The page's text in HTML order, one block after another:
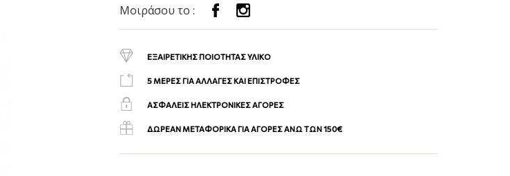
Μοιράσου το :
ΕΞΑΙΡΕΤΙΚΗΣ ΠΟΙΟΤΗΤΑΣ ΥΛΙΚΟ
5 ΜΕΡΕΣ ΓΙΑ ΑΛΛΑΓΕΣ ΚΑΙ ΕΠΙΣΤΡΟΦΕΣ
ΑΣΦΑΛΕΙΣ ΗΛΕΚΤΡΟΝΙΚΕΣ ΑΓΟΡΕΣ
ΔΩΡΕΑΝ ΜΕΤΑΦΟΡΙΚΑ ΓΙΑ ΑΓΟΡΕΣ ΑΝΩ ΤΩΝ 150€